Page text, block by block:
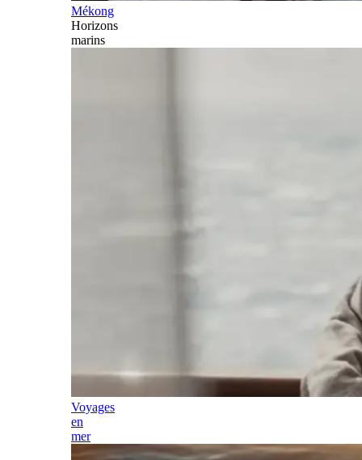
Mékong
Horizons
marins
Voyages
en
mer